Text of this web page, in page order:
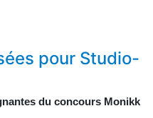
pour Studio-
du concours Monikk